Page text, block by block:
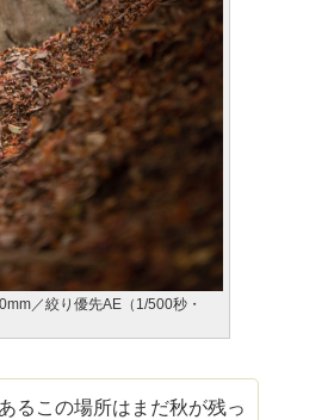
／絞り優先AE（1/500秒・
るこの場所はまだ秋が残っ